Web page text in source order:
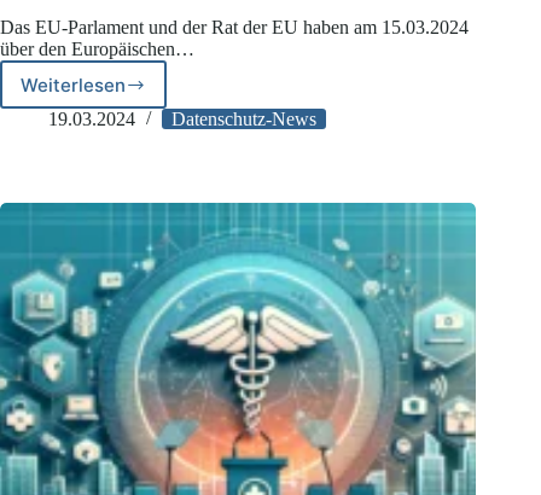
Das EU-Parlament und der Rat der EU haben am 15.03.2024
über den Europäischen…
Weiterlesen
EHDS:
Einigung
und
der
EU
19.03.2024 Datenschutz-News